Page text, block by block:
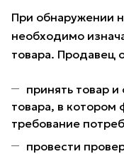
При обнаружении
необходимо
товара. Продавец
принять товар
товара, в котором
требование
провести